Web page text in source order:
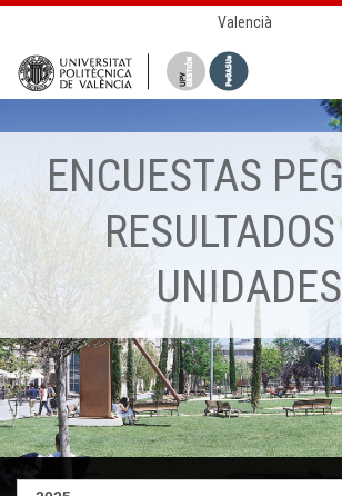
Valencià
ENCUESTAS
UNIDADES